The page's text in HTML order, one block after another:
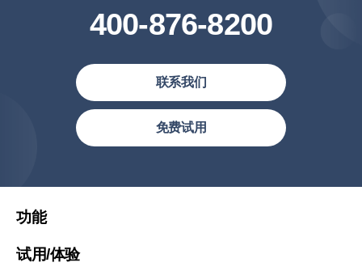
400-876-8200
联系我们
免费试用
功能
试用/体验
简体中文
United States (English)
Malaysia (English)